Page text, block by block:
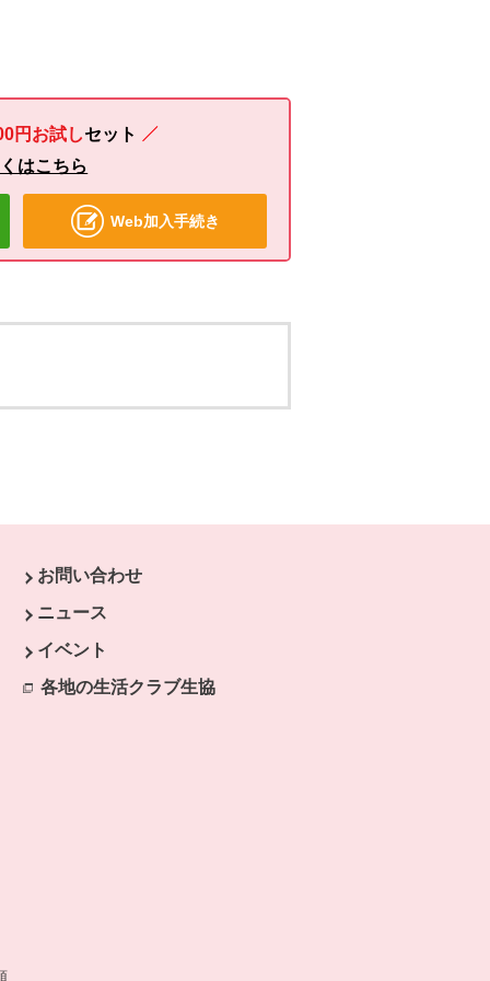
円お試しセット
はこちら
Web加入手続き
す。
きます。
お問い合わせ
ニュース
イベント
各地の生活クラブ生協